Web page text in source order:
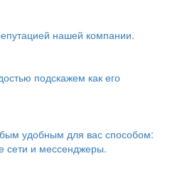
нашей компании.
подскажем как его
удобным для вас способом:
сети и мессенджеры.